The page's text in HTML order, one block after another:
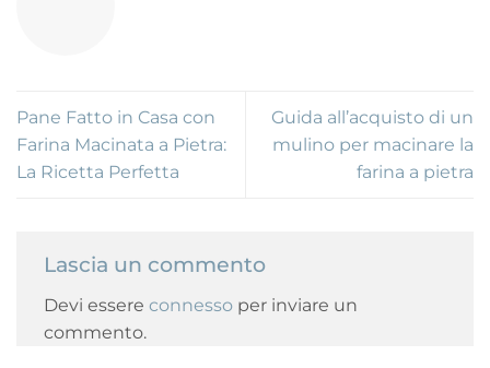
Pane Fatto in Casa con
Farina Macinata a Pietra:
La Ricetta Perfetta
Guida all’acquisto di un
mulino per macinare la
farina a pietra
Lascia un commento
Devi essere connesso per inviare un
commento.